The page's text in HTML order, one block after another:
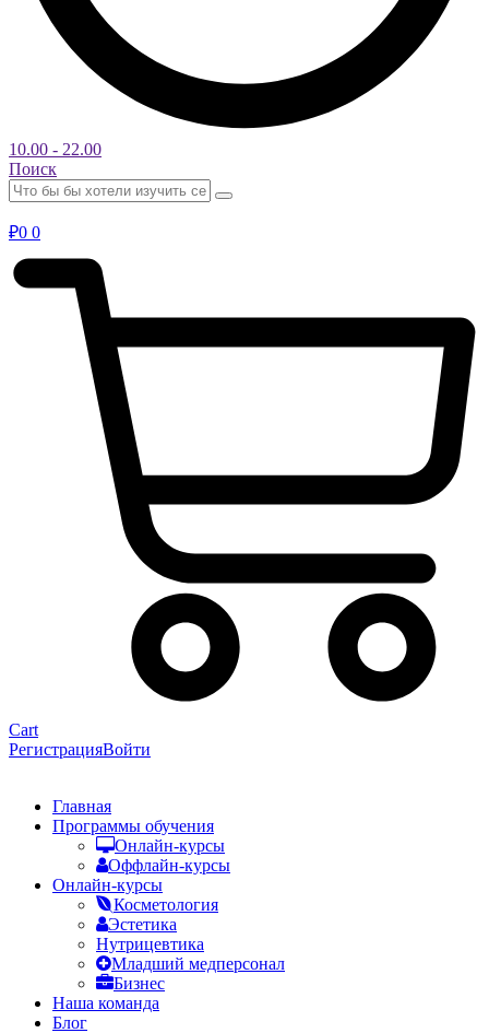
10.00 - 22.00
Поиск
₽0 0
Cart
РегистрацияВойти
Главная
Программы обучения
Онлайн-курсы
Оффлайн-курсы
Онлайн-курсы
Косметология
Эстетика
Нутрицевтика
Младший медперсонал
Бизнес
Наша команда
Блог